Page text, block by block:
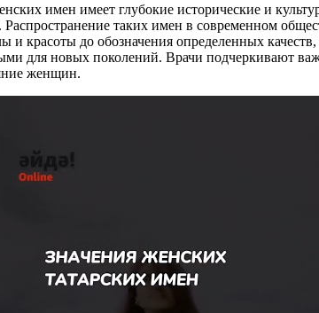
имен имеет глубокие исторические и
таких имен в современном
и красоты до обозначения определенных
для новых поколений. Врачи подчеркивают
женщин.